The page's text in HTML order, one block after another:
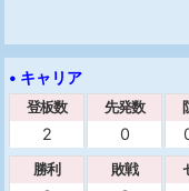
• キャリア
登板数
2
先発数
0
勝利 敗戦